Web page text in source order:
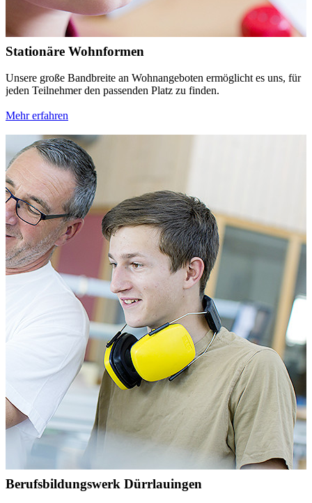
Stationäre Wohnformen
Unsere große Bandbreite an Wohnangeboten ermöglicht es uns, für
jeden Teilnehmer den passenden Platz zu finden.
Mehr erfahren
Berufsbildungswerk Dürrlauingen